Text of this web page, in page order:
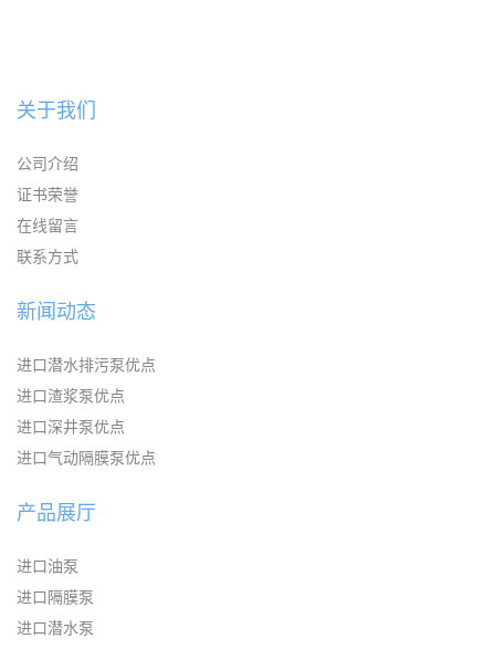
关于我们
公司介绍
证书荣誉
在线留言
联系方式
新闻动态
进口潜水排污泵优点
进口渣浆泵优点
进口深井泵优点
进口气动隔膜泵优点
产品展厅
进口油泵
进口隔膜泵
进口潜水泵